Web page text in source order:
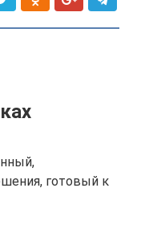
готовый к